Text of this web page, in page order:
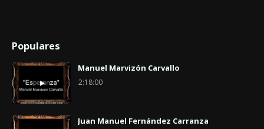
Populares
Manuel Marvizón Carvallo
2:18:00
Juan Manuel Fernández Carranza